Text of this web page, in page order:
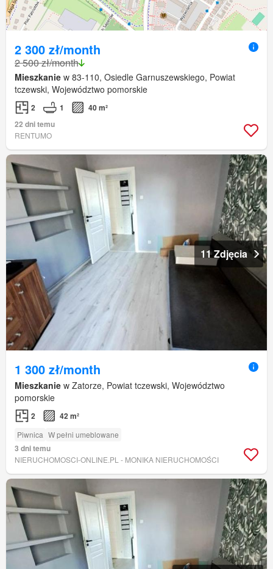
2 300 zł/month
2 500 zł/month
Mieszkanie w 83-110, Osiedle Garnuszewskiego, Powiat
tczewski, Województwo pomorskie
2 1
40 m²
22 dni temu
RENTUMO
11 Zdjęcia
1 300 zł/month
Mieszkanie w Zatorze, Powiat tczewski, Województwo
pomorskie
2 42 m²
Piwnica W pełni umeblowane
3 dni temu
NIERUCHOMOSCI-ONLINE.PL - MONIKA NIERUCHOMOŚCI